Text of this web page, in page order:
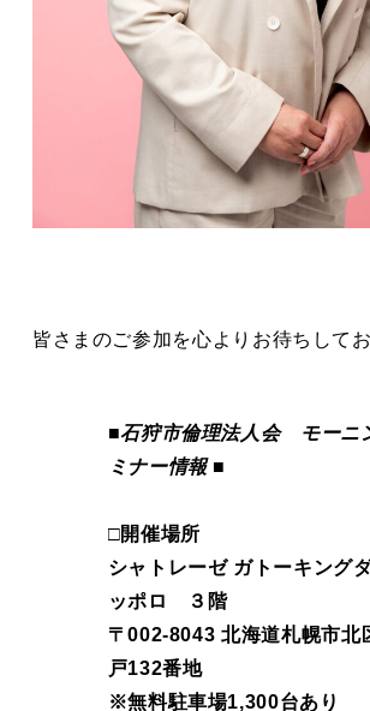
皆さまのご参加を心よりお待ちしてお
■石狩市倫理法人会 モーニ
ミナー情報 ■
□開催場所
シャトレーゼ ガトーキング
ッポロ ３階
〒002-8043 北海道札幌市北
戸132番地
※無料駐車場1,300台あり